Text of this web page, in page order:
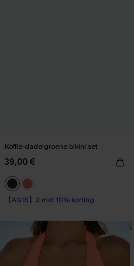
Koffie-dadelgroene bikini set
39,00 €
【AG18】2 met 10% korting
Op voorraad